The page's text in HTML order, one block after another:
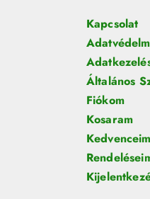
Kapcsolat
Általános
Fiókom
Kosaram
Kedvenceim